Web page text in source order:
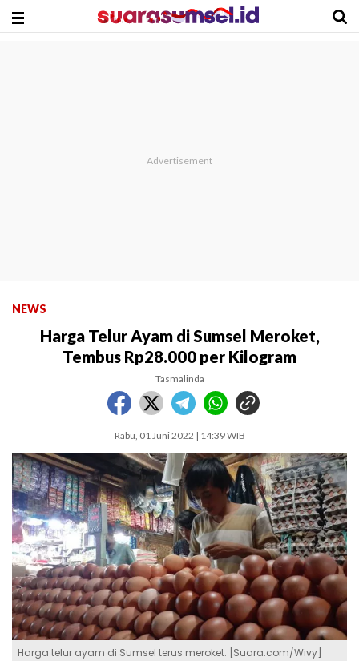
NEWS
Harga Telur Ayam di Sumsel Meroket,
Tembus Rp28.000 per Kilogram
Tasmalinda
Rabu, 01 Juni 2022 | 14:39 WIB
Harga telur ayam di Sumsel terus meroket. [Suara.com/Wivy]